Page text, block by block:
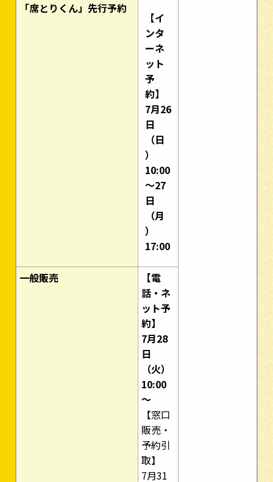
「席とりくん」先行予約
【イ
ンタ
ーネ
ット
予
約】
7月26
日
（日
）
10:00
～27
日
（月
）
17:00
一般販売
【電
話・ネ
ット予
約】
7月28
日
（火）
10:00
～
【窓口
販売・
予約引
取】
7月31